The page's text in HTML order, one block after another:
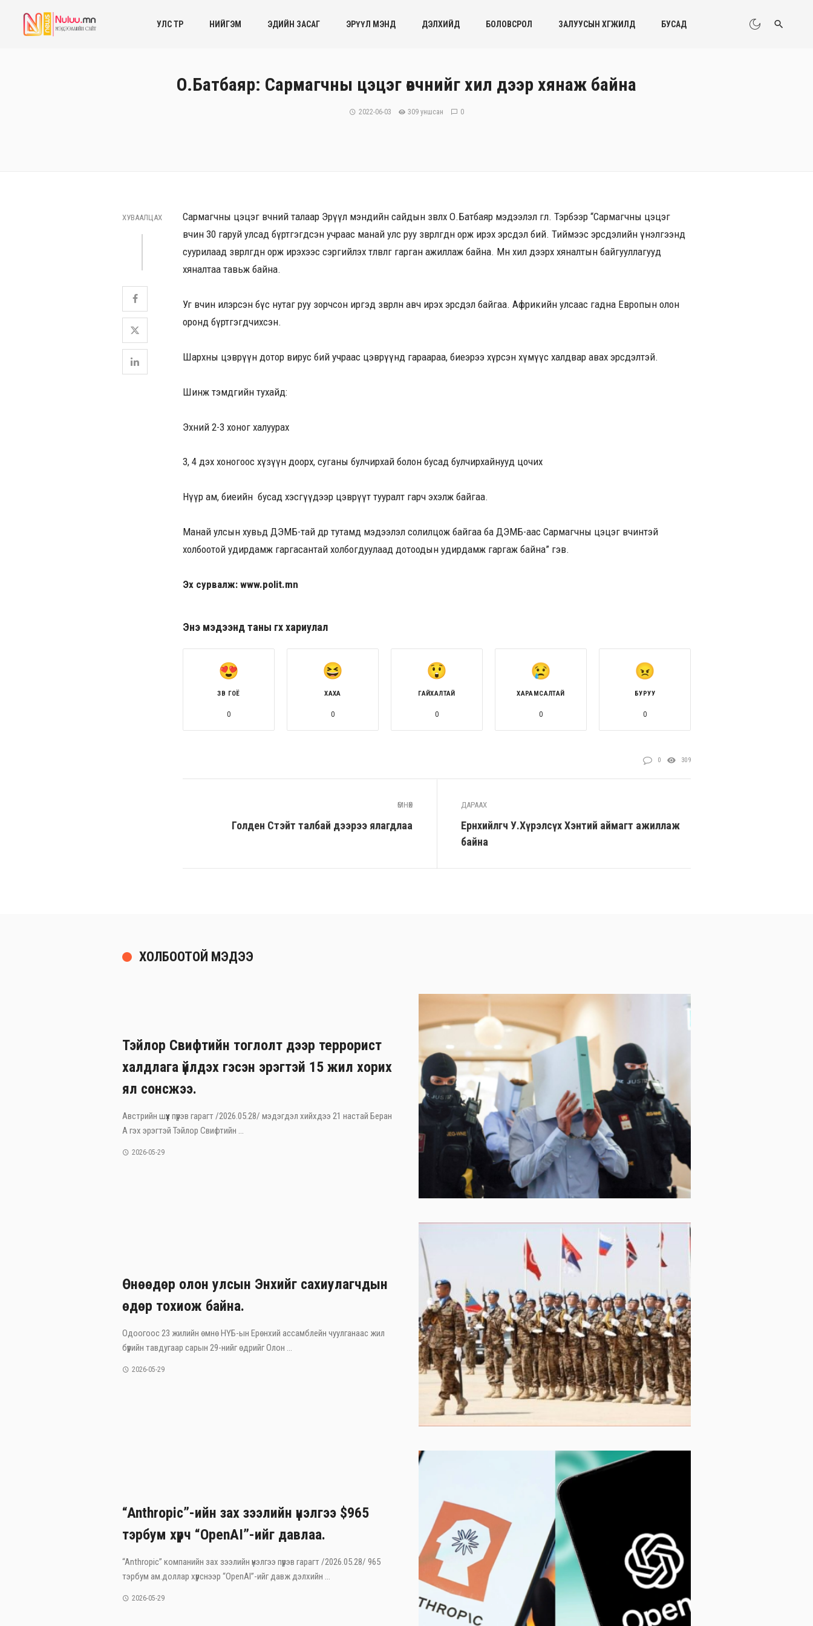
УЛС ТӨР НИЙГЭМ ЭДИЙН ЗАСАГ ЭРҮҮЛ МЭНД ДЭЛХИЙД БОЛОВСРОЛ ЗАЛУУСЫН ХӨГЖИЛД БУСАД
О.Батбаяр: Сармагчны цэцэг өвчнийг хил дээр хянаж байна
2022-06-03 309 уншсан 0
ХУВААЛЦАХ
Сармагчны цэцэг өвчний талаар Эрүүл мэндийн сайдын зөвлөх О.Батбаяр мэдээлэл өглөө. Тэрбээр “Сармагчны цэцэг
өвчин 30 гаруй улсад бүртгэгдсэн учраас манай улс руу зөөвөрлөгдөн орж ирэх эрсдэл бий. Тиймээс эрсдэлийн үнэлгээнд
суурилаад зөөвөрлөгдөн орж ирэхээс сэргийлэх төлөвлөгөө гарган ажиллаж байна. Мөн хил дээрх хяналтын байгууллагууд
хяналтаа тавьж байна.
Уг өвчин илэрсэн бүс нутаг руу зорчсон иргэд зөөвөрлөн авч ирэх эрсдэл байгаа. Африкийн улсаас гадна Европын олон
оронд бүртгэгдчихсэн.
Шархны цэврүүн дотор вирус бий учраас цэврүүнд гараараа, биеэрээ хүрсэн хүмүүс халдвар авах эрсдэлтэй.
Шинж тэмдгийн тухайд:
Эхний 2-3 хоног халуурах
3, 4 дэх хоногоос хүзүүн доорх, суганы булчирхай болон бусад булчирхайнууд цочих
Нүүр ам, биеийн бусад хэсгүүдээр цэврүүт тууралт гарч эхэлж байгаа.
Манай улсын хувьд ДЭМБ-тай өдөр тутамд мэдээлэл солилцож байгаа ба ДЭМБ-аас Сармагчны цэцэг өвчинтэй
холбоотой удирдамж гаргасантай холбогдуулаад дотоодын удирдамж гаргаж байна” гэв.
Эх сурвалж: www.polit.mn
Энэ мэдээнд таны өгөх хариулал
ЗӨВ ГОЁ
0
ХАХА
0
ГАЙХАЛТАЙ
0
ХАРАМСАЛТАЙ
0
БУРУУ
0
0 309
ӨМНӨХ
Голден Стэйт талбай дээрээ ялагдлаа
ДАРААХ
Ерөнхийлөгч У.Хүрэлсүх Хэнтий аймагт ажиллаж
байна
ХОЛБООТОЙ МЭДЭЭ
Тэйлор Свифтийн тоглолт дээр террорист
халдлага үйлдэх гэсэн эрэгтэй 15 жил хорих
ял сонсжээ.
Австрийн шүүх пүрэв гарагт /2026.05.28/ мэдэгдэл хийхдээ 21 настай Беран
А гэх эрэгтэй Тэйлор Свифтийн ...
2026-05-29
Өнөөдөр олон улсын Энхийг сахиулагчдын
өдөр тохиож байна.
Одоогоос 23 жилийн өмнө НҮБ-ын Ерөнхий ассамблейн чуулганаас жил
бүрийн тавдугаар сарын 29-нийг өдрийг Олон ...
2026-05-29
“Anthropic”-ийн зах зээлийн үнэлгээ $965
тэрбум хүрч “OpenAI”-ийг давлаа.
“Anthropic” компанийн зах зээлийн үнэлгээ пүрэв гарагт /2026.05.28/ 965
тэрбум ам.доллар хүрснээр “OpenAI”-ийг давж дэлхийн ...
2026-05-29